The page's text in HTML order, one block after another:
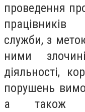
проведення
працівників
служби, з
ними
діяльності,
порушень
а також